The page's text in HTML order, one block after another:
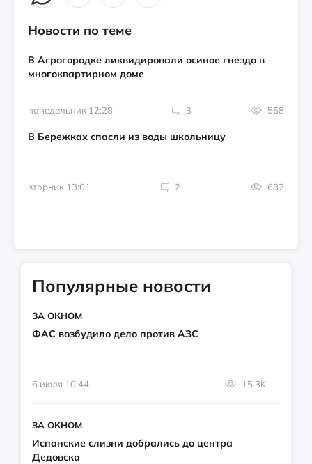
Новости по теме
В Агрогородке ликвидировали осиное гнездо в
многоквартирном доме
понедельник 12:28 3 568
В Бережках спасли из воды школьницу
вторник 13:01 2 682
Популярные новости
ЗА ОКНОМ
ФАС возбудило дело против АЗС
6 июля 10:44 15.3K
ЗА ОКНОМ
Испанские слизни добрались до центра
Дедовска